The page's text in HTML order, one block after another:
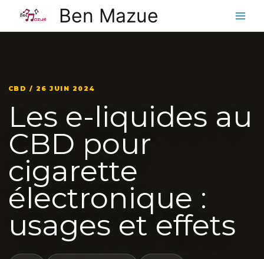
contenu
Ben Mazue
CBD / 26 JUIN 2024
Les e-liquides au
CBD pour
cigarette
électronique :
usages et effets